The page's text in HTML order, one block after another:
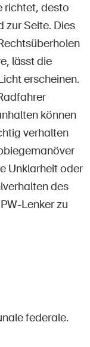
richtet, desto
zur Seite. Dies
lässt die
erscheinen.
können
verhalten
Unklarheit oder
des
Lenker zu
federale.